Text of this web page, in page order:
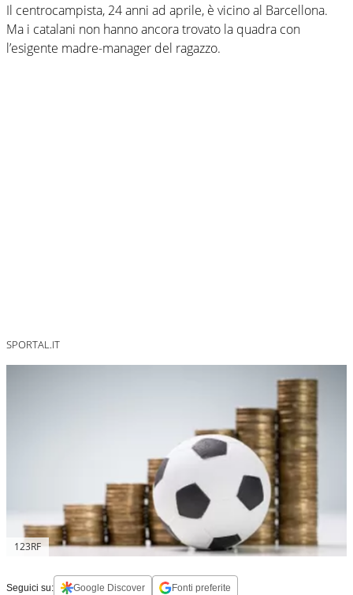
Il centrocampista, 24 anni ad aprile, è vicino al Barcellona.
Ma i catalani non hanno ancora trovato la quadra con
l’esigente madre-manager del ragazzo.
SPORTAL.IT
123RF
Seguici su: Google Discover Fonti preferite